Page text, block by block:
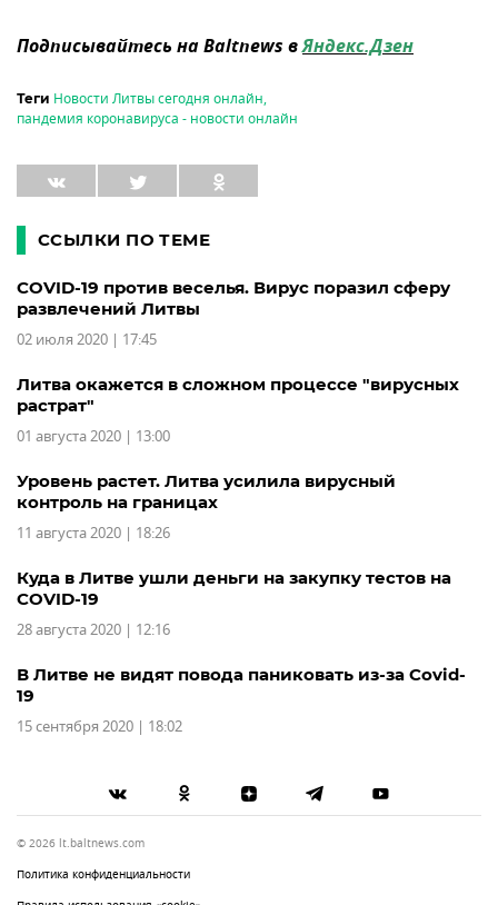
Подписывайтесь на Baltnews вЯндекс.Дзен
Теги Новости Литвы сегодня онлайн,
пандемия коронавируса - новости онлайн
ССЫЛКИ ПО ТЕМЕ
COVID-19 против веселья. Вирус поразил сферу
развлечений Литвы
02 июля 2020 | 17:45
Литва окажется в сложном процессе "вирусных
растрат"
01 августа 2020 | 13:00
Уровень растет. Литва усилила вирусный
контроль на границах
11 августа 2020 | 18:26
Куда в Литве ушли деньги на закупку тестов на
COVID-19
28 августа 2020 | 12:16
В Литве не видят повода паниковать из-за Covid-
19
15 сентября 2020 | 18:02
© 2026 lt.baltnews.com
Политика конфиденциальности